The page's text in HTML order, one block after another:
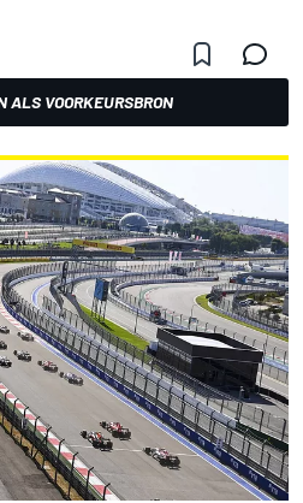
ALS VOORKEURSBRON